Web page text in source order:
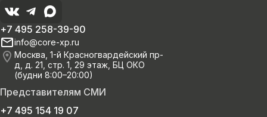
Представителям СМИ
+7 495 154 19 07
+7 495 258-39-90
info@core-xp.ru
Москва, 1-й Красногвардейский пр-
д, д. 21, стр. 1, 29 этаж, БЦ ОКО
(будни 8:00–20:00)